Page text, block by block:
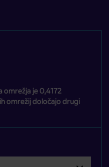
omrežja je 0,4172
omrežij določajo drugi